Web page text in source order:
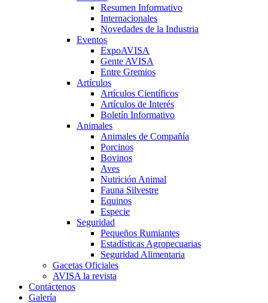
Resumen Informativo
Internacionales
Novedades de la Industria
Eventos
ExpoAVISA
Gente AVISA
Entre Gremios
Artículos
Artículos Científicos
Artículos de Interés
Boletín Informativo
Animales
Animales de Compañía
Porcinos
Bovinos
Aves
Nutrición Animal
Fauna Silvestre
Equinos
Especie
Seguridad
Pequeños Rumiantes
Estadísticas Agropecuarias
Seguridad Alimentaria
Gacetas Oficiales
AVISA la revista
Contáctenos
Galería